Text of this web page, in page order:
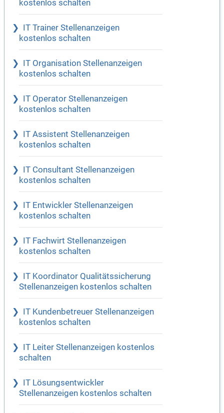
kostenlos schalten
IT Trainer Stellenanzeigen
kostenlos schalten
IT Organisation Stellenanzeigen
kostenlos schalten
IT Operator Stellenanzeigen
kostenlos schalten
IT Assistent Stellenanzeigen
kostenlos schalten
IT Consultant Stellenanzeigen
kostenlos schalten
IT Entwickler Stellenanzeigen
kostenlos schalten
IT Fachwirt Stellenanzeigen
kostenlos schalten
IT Koordinator Qualitätssicherung
Stellenanzeigen kostenlos schalten
IT Kundenbetreuer Stellenanzeigen
kostenlos schalten
IT Leiter Stellenanzeigen kostenlos
schalten
IT Lösungsentwickler
Stellenanzeigen kostenlos schalten